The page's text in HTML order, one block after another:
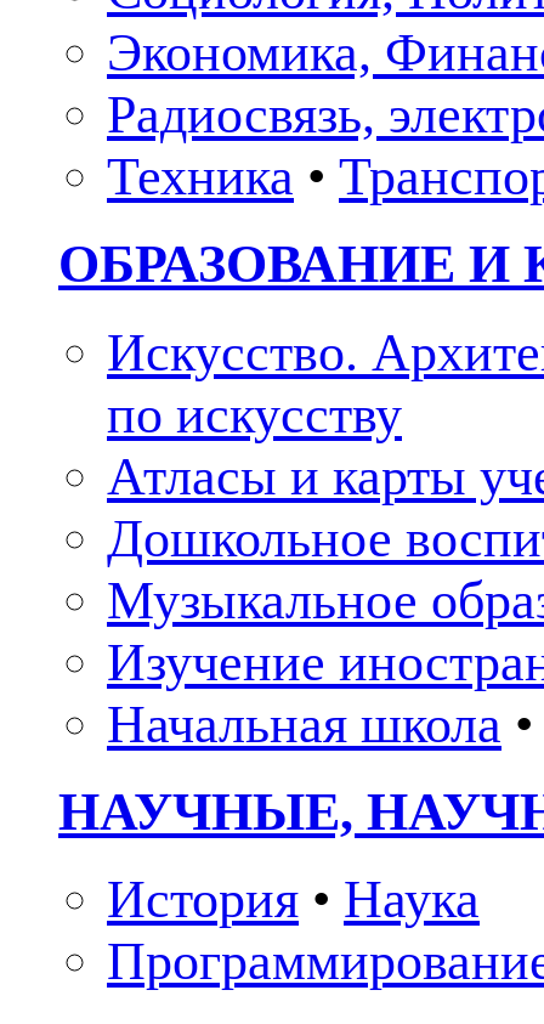
Экономика,
Радиосвязь,
Техника •
ОБРАЗОВАНИЕ И
Искусство.
по искусству
Атласы и карты
Дошкольное
Музыкальное
Изучение
Начальная школа •
НАУЧНЫЕ,
История • Наука